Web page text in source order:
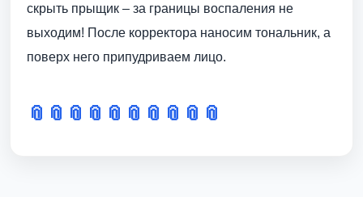
скрыть прыщик – за границы воспаления не
выходим! После корректора наносим тональник, а
поверх него припудриваем лицо.
📎 📎 📎 📎 📎 📎 📎 📎 📎 📎